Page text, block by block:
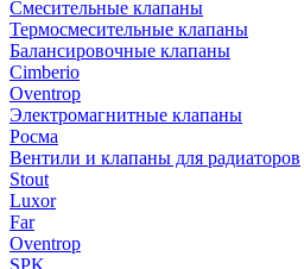
Cмесительные клапаны
Термосмесительные клапаны
Балансировочные клапаны
Cimberio
Oventrop
Электромагнитные клапаны
Росма
Вентили и клапаны для радиаторов
Stout
Luxor
Far
Oventrop
SPK